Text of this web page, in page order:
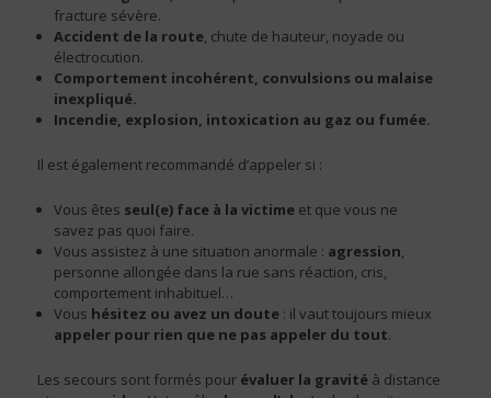
fracture sévère.
Accident de la route, chute de hauteur, noyade ou
électrocution.
Comportement incohérent, convulsions ou malaise
inexpliqué.
Incendie, explosion, intoxication au gaz ou fumée.
Il est également recommandé d’appeler si :
Vous êtes seul(e) face à la victime et que vous ne
savez pas quoi faire.
Vous assistez à une situation anormale : agression,
personne allongée dans la rue sans réaction, cris,
comportement inhabituel…
Vous hésitez ou avez un doute : il vaut toujours mieux
appeler pour rien que ne pas appeler du tout.
Les secours sont formés pour évaluer la gravité à distance